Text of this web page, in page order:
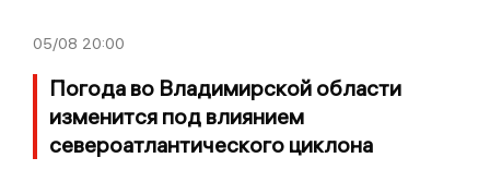
05/08 20:00
Погода во Владимирской области
изменится под влиянием
североатлантического циклона